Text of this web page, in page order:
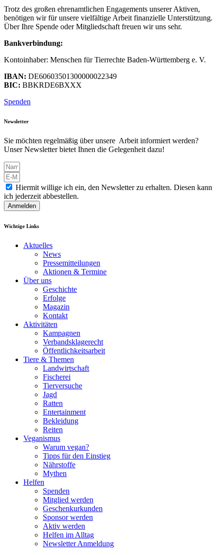
Trotz des großen ehrenamtlichen Engagements unserer Aktiven,
benötigen wir für unsere vielfältige Arbeit finanzielle Unterstützung.
Über Ihre Spende oder Mitgliedschaft freuen wir uns sehr.
Bankverbindung:
Kontoinhaber: Menschen für Tierrechte Baden-Württemberg e. V.
IBAN: DE60603501300000022349
BIC: BBKRDE6BXXX
Spenden
Newsletter
Sie möchten regelmäßig über unsere Arbeit informiert werden?
Unser Newsletter bietet Ihnen die Gelegenheit dazu!
Hiermit willige ich ein, den Newsletter zu erhalten. Diesen kann
ich jederzeit abbestellen.
Anmelden
Wichtige Links
Aktuelles
News
Pressemitteilungen
Aktionen & Termine
Über uns
Geschichte
Erfolge
Magazin
Kontakt
Aktivitäten
Kampagnen
Verbandsklagerecht
Öffentlichkeitsarbeit
Tiere & Themen
Landwirtschaft
Fischerei
Tierversuche
Jagd
Ratten
Entertainment
Bekleidung
Reiten
Veganismus
Warum vegan?
Tipps für den Einstieg
Nährstoffe
Mythen
Helfen
Spenden
Mitglied werden
Geschenkurkunden
Sponsor werden
Aktiv werden
Helfen im Alltag
Newsletter Anmeldung